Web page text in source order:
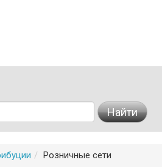
Найти
Розничные сети